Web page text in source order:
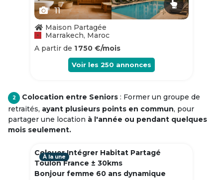
11
Maison Partagée
Marrakech, Maroc
A partir de 1 750 €/mois
Voir les 250 annonces
2 Colocation entre Seniors : Former un groupe de
retraités, ayant plusieurs points en commun, pour
partager une location à l'année ou pendant quelques
mois seulement.
Colouer Intégrer Habitat Partagé
Toulon France ± 30kms
Bonjour femme 60 ans dynamique
À la une